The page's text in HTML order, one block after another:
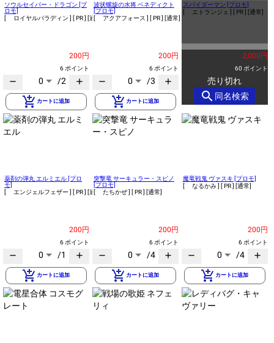
ソウルセイバー・ドラゴン [プ
ロモ]
[ ロイヤルパラディン ] [ PR ] [通常]
200円
6 ポイント
remove 0 /2 add
add_shopping_cart カートに追加
波状螺旋の水将 ベネディクト
[プロモ]
[ アクアフォース ] [ PR ] [通常]
200円
6 ポイント
remove 0 /3 add
add_shopping_cart カートに追加
スパイダーマン [プロモ]
[ エトランジェ ] [ PR ] [通常]
2,000円
60 ポイント
売り切れ
search 同名検索
薬剤の弾丸 エルミエル [プロ
モ]
[ エンジェルフェザー ] [ PR ] [通常]
200円
6 ポイント
remove 0 /1 add
add_shopping_cart カートに追加
突撃竜 サーキュラー・スピノ
[プロモ]
[ たちかぜ ] [ PR ] [通常]
200円
6 ポイント
remove 0 /4 add
add_shopping_cart カートに追加
魔竜戦鬼 ヴァスキ [プロモ]
[ なるかみ ] [ PR ] [通常]
200円
6 ポイント
remove 0 /4 add
add_shopping_cart カートに追加